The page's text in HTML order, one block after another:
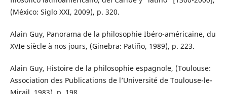
(México: Siglo XXI, 2009), p. 320.
Alain Guy, Panorama de la philosophie Ibéro-américaine, du
XVIe siècle à nos jours, (Ginebra: Patiño, 1989), p. 223.
Alain Guy, Histoire de la philosophie espagnole, (Toulouse:
Association des Publications de l’Université de Toulouse-le-